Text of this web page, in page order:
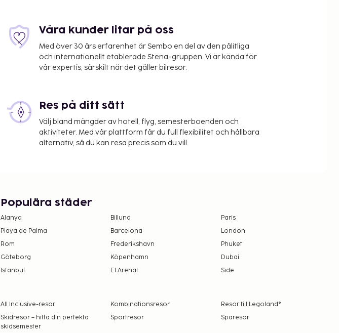
Våra kunder litar på oss
Med över 30 års erfarenhet är Sembo en del av den pålitliga
och internationellt etablerade Stena-gruppen. Vi är kända för
vår expertis, särskilt när det gäller bilresor.
Res på ditt sätt
Välj bland mängder av hotell, flyg, semesterboenden och
aktiviteter. Med vår plattform får du full flexibilitet och hållbara
alternativ, så du kan resa precis som du vill.
Populära städer
Alanya Billund
Paris
Playa de Palma
Barcelona
London
Rom
Frederikshavn
Phuket
Göteborg
Köpenhamn
Dubai
Istanbul
El Arenal Side
All Inclusive-resor Kombinationsresor
Resor till Legoland®
Skidresor – hitta din perfekta
skidsemester
Sportresor Sparesor